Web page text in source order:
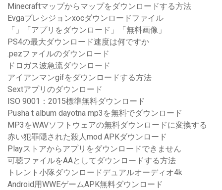
Minecraftマップからマップをダウンロードする方法
Evgaプレシジョンxocダウンロードファイル
「」「アプリをダウンロード」「無料画像」
PS4の最大ダウンロード速度は何ですか
.pezファイルのダウンロード
ドロガス波急流ダウンロード
アイアンマンgifをダウンロードする方法
Sextアプリのダウンロード
ISO 9001：2015標準無料ダウンロード
Pusha t album dayotna mp3を無料でダウンロード
MP3をWAVソフトウェアの無料ダウンロードに変換する
赤い犯罪隠された殺人mod APKダウンロード
Playストアからアプリをダウンロードできません
可聴ファイルをAAとしてダウンロードする方法
トレント小隊ダウンロードデュアルオーディオ4k
Android用WWEゲームAPK無料ダウンロード